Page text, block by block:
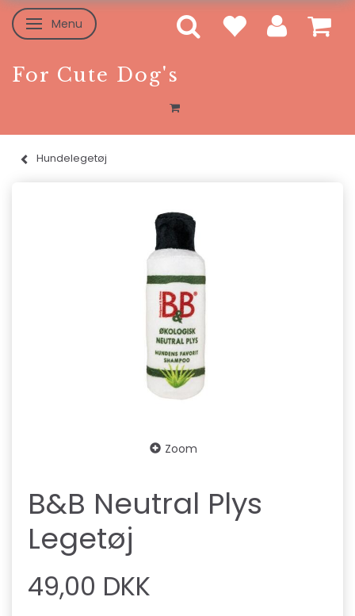
Skifte navigation
Menu
For Cute Dog's
Hundelegetøj
Zoom
B&B Neutral Plys
Legetøj
49,00 DKK